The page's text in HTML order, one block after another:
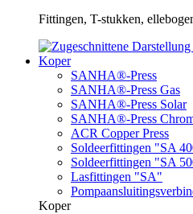
Fittingen, T-stukken,
Koper
SANHA®-Press
SANHA®-Press Gas
SANHA®-Press Solar
SANHA®-Press
ACR Copper Press
Soldeerfittingen "SA
Soldeerfittingen "SA
Lasfittingen "SA"
Koper